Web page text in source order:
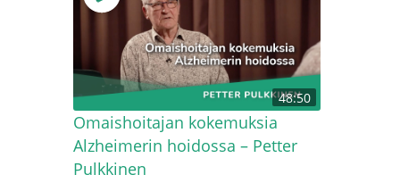
48:50
Omaishoitajan kokemuksia
Alzheimerin hoidossa – Petter
Pulkkinen